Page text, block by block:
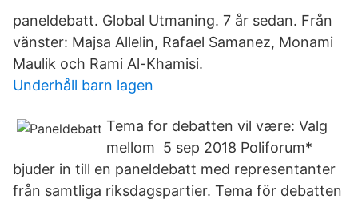
paneldebatt. Global Utmaning. 7 år sedan. Från
vänster: Majsa Allelin, Rafael Samanez, Monami
Maulik och Rami Al-Khamisi.
Underhåll barn lagen
Tema for debatten vil være: Valg
mellom 5 sep 2018 Poliforum*
bjuder in till en paneldebatt med representanter
från samtliga riksdagspartier. Tema för debatten